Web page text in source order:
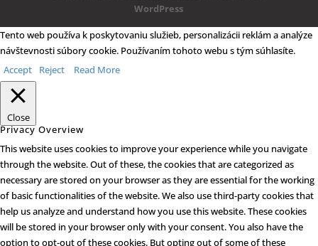
WordPress
Tento web používa k poskytovaniu služieb, personalizácii reklám a analýze
návštevnosti súbory cookie. Používaním tohoto webu s tým súhlasíte.
Accept
Reject Read More
Close
Privacy Overview
This website uses cookies to improve your experience while you navigate
through the website. Out of these, the cookies that are categorized as
necessary are stored on your browser as they are essential for the working
of basic functionalities of the website. We also use third-party cookies that
help us analyze and understand how you use this website. These cookies
will be stored in your browser only with your consent. You also have the
option to opt-out of these cookies. But opting out of some of these